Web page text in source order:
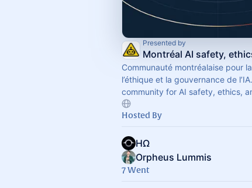
Presented by
Communauté montréalaise pour
l’éthique et la gouvernance de
community for AI safety, ethics,
Hosted By
HΩ
Orpheus Lummis
7 Went